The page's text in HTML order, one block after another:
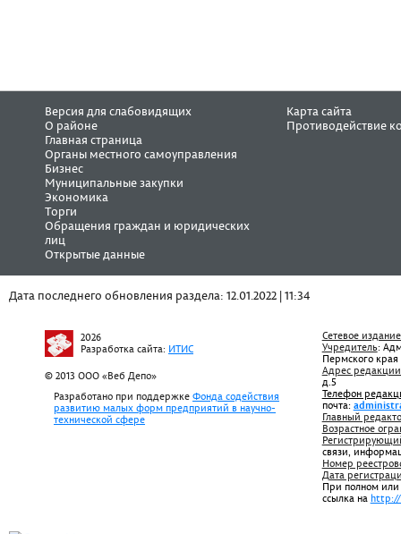
Версия для слабовидящих
О районе
Главная страница
Органы местного самоуправления
Бизнес
Муниципальные закупки
Экономика
Торги
Обращения граждан и юридических
лиц
Открытые данные
Карта сайта
Противодействие
Дата последнего обновления раздела: 12.01.2022 | 11:34
2026
Разработка сайта: ИТИС
© 2013 ООО «Веб Депо»
Разработано при поддержке Фонда содействия
развитию малых форм предприятий в научно-
технической сфере
Сетевое
Учредитель:
Пермского края
Адрес
д.5
Телефон
почта:
Главный
Возрастное
связи,
Номер
Дата
При полном или
ссылка на http://